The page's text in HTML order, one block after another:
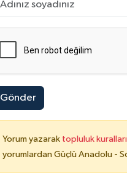
Gönder
Yorum yazarak topluluk
yorumlardan Güçlü Anadolu -